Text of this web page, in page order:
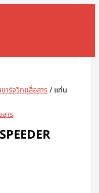
าร์จวิทยุสื่อสาร/ แท่น
าร